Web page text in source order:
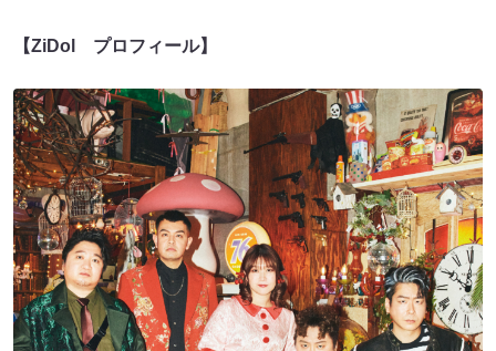
【ZiDol プロフィール】